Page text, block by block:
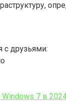
с друзьями:
7 в